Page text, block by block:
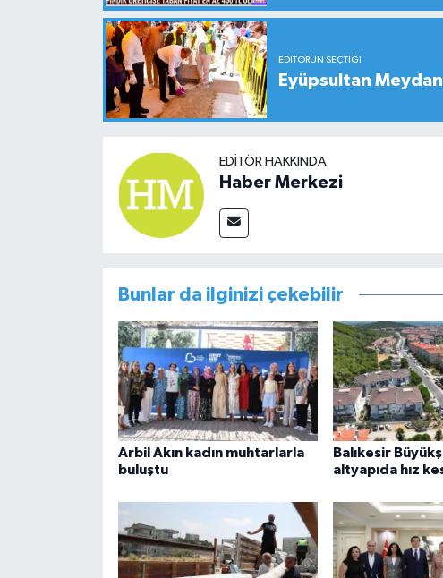
EDITÖRÜN SEÇTIĞI
Eyüpsultan
EDITÖR HAKKINDA
Haber Merkezi
Bunlar da ilginizi çekebilir
Arbil Akın kadın muhtarlarla
buluştu
Balıkesir
altyapıda hız